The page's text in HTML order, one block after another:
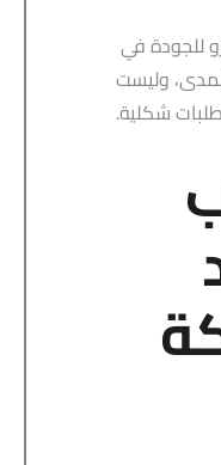
للجودة في
وليست
شكلية.